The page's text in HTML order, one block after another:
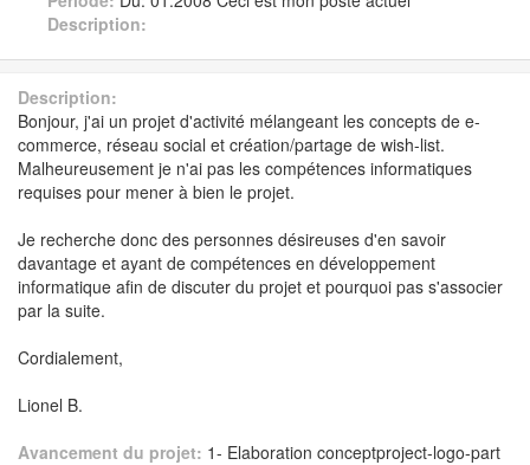
Description:
Description:
Bonjour, j'ai un projet d'activité mélangeant les concepts de e-
commerce, réseau social et création/partage de wish-list.
Malheureusement je n'ai pas les compétences informatiques
requises pour mener à bien le projet.
Je recherche donc des personnes désireuses d'en savoir
davantage et ayant de compétences en développement
informatique afin de discuter du projet et pourquoi pas s'associer
par la suite.
Cordialement,
Lionel B.
Avancement du projet: 1- Elaboration conceptproject-logo-part